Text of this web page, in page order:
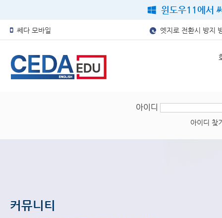
윈도우11에서
쎄다 모바일 엣지로 전환시 방지
아이디
아이디 찾
커뮤니티